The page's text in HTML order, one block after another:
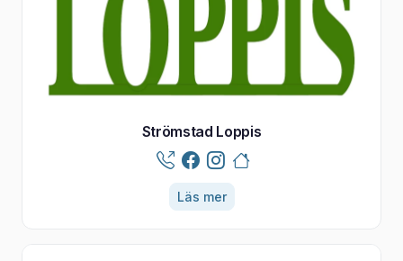
Strömstad Loppis
Läs mer